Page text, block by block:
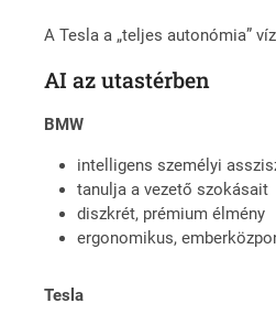
A Tesla a „teljes autonómia”
AI az utastérben
BMW
intelligens személyi
tanulja a vezető szokásait
diszkrét, prémium élmény
ergonomikus,
Tesla